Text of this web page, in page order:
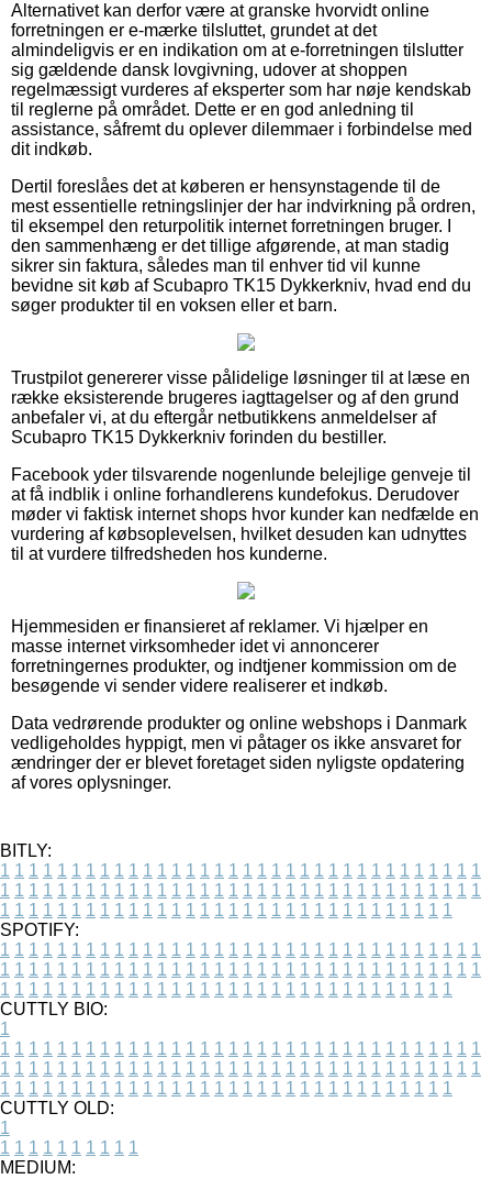
Alternativet kan derfor være at granske hvorvidt online
forretningen er e-mærke tilsluttet, grundet at det
almindeligvis er en indikation om at e-forretningen tilslutter
sig gældende dansk lovgivning, udover at shoppen
regelmæssigt vurderes af eksperter som har nøje kendskab
til reglerne på området. Dette er en god anledning til
assistance, såfremt du oplever dilemmaer i forbindelse med
dit indkøb.
Dertil foreslåes det at køberen er hensynstagende til de
mest essentielle retningslinjer der har indvirkning på ordren,
til eksempel den returpolitik internet forretningen bruger. I
den sammenhæng er det tillige afgørende, at man stadig
sikrer sin faktura, således man til enhver tid vil kunne
bevidne sit køb af Scubapro TK15 Dykkerkniv, hvad end du
søger produkter til en voksen eller et barn.
Trustpilot genererer visse pålidelige løsninger til at læse en
række eksisterende brugeres iagttagelser og af den grund
anbefaler vi, at du eftergår netbutikkens anmeldelser af
Scubapro TK15 Dykkerkniv forinden du bestiller.
Facebook yder tilsvarende nogenlunde belejlige genveje til
at få indblik i online forhandlerens kundefokus. Derudover
møder vi faktisk internet shops hvor kunder kan nedfælde en
vurdering af købsoplevelsen, hvilket desuden kan udnyttes
til at vurdere tilfredsheden hos kunderne.
Hjemmesiden er finansieret af reklamer. Vi hjælper en
masse internet virksomheder idet vi annoncerer
forretningernes produkter, og indtjener kommission om de
besøgende vi sender videre realiserer et indkøb.
Data vedrørende produkter og online webshops i Danmark
vedligeholdes hyppigt, men vi påtager os ikke ansvaret for
ændringer der er blevet foretaget siden nyligste opdatering
af vores oplysninger.
BITLY:
1 1 1 1 1 1 1 1 1 1 1 1 1 1 1 1 1 1 1 1 1 1 1 1 1 1 1 1 1 1 1 1 1 1
1 1 1 1 1 1 1 1 1 1 1 1 1 1 1 1 1 1 1 1 1 1 1 1 1 1 1 1 1 1 1 1 1 1
1 1 1 1 1 1 1 1 1 1 1 1 1 1 1 1 1 1 1 1 1 1 1 1 1 1 1 1 1 1 1 1
SPOTIFY:
1 1 1 1 1 1 1 1 1 1 1 1 1 1 1 1 1 1 1 1 1 1 1 1 1 1 1 1 1 1 1 1 1 1
1 1 1 1 1 1 1 1 1 1 1 1 1 1 1 1 1 1 1 1 1 1 1 1 1 1 1 1 1 1 1 1 1 1
1 1 1 1 1 1 1 1 1 1 1 1 1 1 1 1 1 1 1 1 1 1 1 1 1 1 1 1 1 1 1 1
CUTTLY BIO:
1
1 1 1 1 1 1 1 1 1 1 1 1 1 1 1 1 1 1 1 1 1 1 1 1 1 1 1 1 1 1 1 1 1 1
1 1 1 1 1 1 1 1 1 1 1 1 1 1 1 1 1 1 1 1 1 1 1 1 1 1 1 1 1 1 1 1 1 1
1 1 1 1 1 1 1 1 1 1 1 1 1 1 1 1 1 1 1 1 1 1 1 1 1 1 1 1 1 1 1 1
CUTTLY OLD:
1
1 1 1 1 1 1 1 1 1 1
MEDIUM: